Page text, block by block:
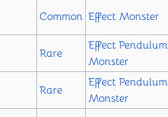
Common Effect Monster
Rare
Effect Pendulum
Monster
Rare
Effect Pendulum
Monster